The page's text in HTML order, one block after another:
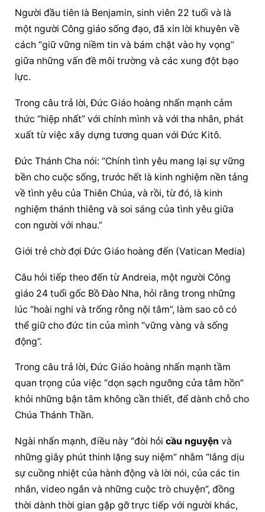
Người đầu tiên là Benjamin, sinh viên 22 tuổi và là
một người Công giáo sống đạo, đã xin lời khuyên về
cách “giữ vững niềm tin và bám chặt vào hy vọng”
giữa những vấn đề môi trường và các xung đột bạo
lực.
Trong câu trả lời, Đức Giáo hoàng nhấn mạnh cảm
thức “hiệp nhất” với chính mình và với tha nhân, phát
xuất từ việc xây dựng tương quan với Đức Kitô.
Đức Thánh Cha nói: “Chính tình yêu mang lại sự vững
bền cho cuộc sống, trước hết là kinh nghiệm nền tảng
về tình yêu của Thiên Chúa, và rồi, từ đó, là kinh
nghiệm thánh thiêng và soi sáng của tình yêu giữa
con người với nhau.”
Giới trẻ chờ đợi Đức Giáo hoàng đến (Vatican Media)
Câu hỏi tiếp theo đến từ Andreia, một người Công
giáo 24 tuổi gốc Bồ Đào Nha, hỏi rằng trong những
lúc “hoài nghi và trống rỗng nội tâm”, làm sao cô có
thể giữ cho đức tin của mình “vững vàng và sống
động”.
Trong câu trả lời, Đức Giáo hoàng nhấn mạnh tầm
quan trọng của việc “dọn sạch ngưỡng cửa tâm hồn”
khỏi những bận tâm không cần thiết, để dành chỗ cho
Chúa Thánh Thần.
Ngài nhấn mạnh, điều này “đòi hỏi cầu nguyện và
những giây phút thinh lặng suy niệm” nhằm “lắng dịu
sự cuồng nhiệt của hành động và lời nói, của các tin
nhắn, video ngắn và những cuộc trò chuyện”, đồng
thời dành thời gian gặp gỡ trực tiếp với người khác,